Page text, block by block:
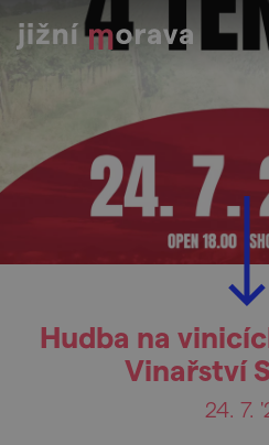
Hudba na
Vinařství
24. 7.